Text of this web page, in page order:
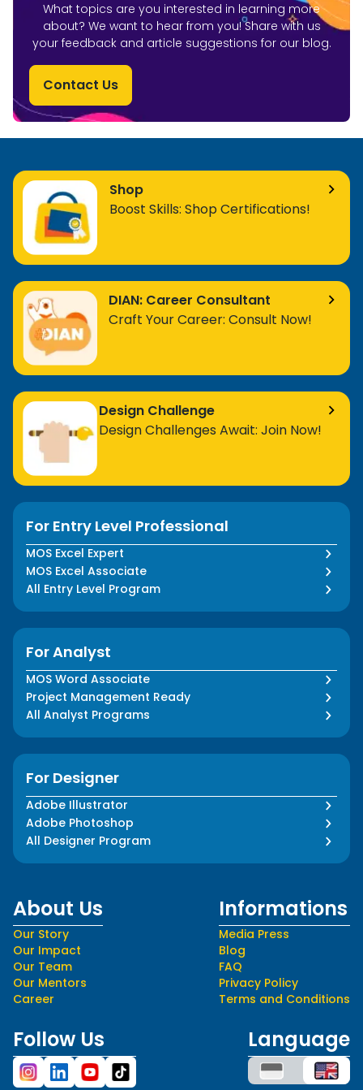
What topics are you interested in learning more
about? We want to hear from you! Share with us
your feedback and article suggestions for our blog.
Contact Us
Shop
Boost Skills: Shop Certifications!
DIAN: Career Consultant
Craft Your Career: Consult Now!
Design Challenge
Design Challenges Await: Join Now!
For Entry Level Professional
MOS Excel Expert
MOS Excel Associate
All Entry Level Program
For Analyst
MOS Word Associate
Project Management Ready
All Analyst Programs
For Designer
Adobe Illustrator
Adobe Photoshop
All Designer Program
About Us
Our Story
Our Impact
Our Team
Our Mentors
Career
Informations
Media Press
Blog
FAQ
Privacy Policy
Terms and Conditions
Follow Us Language